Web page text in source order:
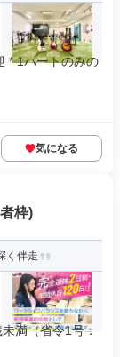
* 1パートのみの
気になる
枠)
く伴走
満（省令1号：